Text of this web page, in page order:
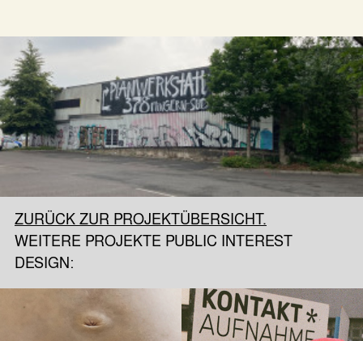
ZURÜCK ZUR PROJEKTÜBERSICHT.
WEITERE PROJEKTE PUBLIC INTEREST
DESIGN: